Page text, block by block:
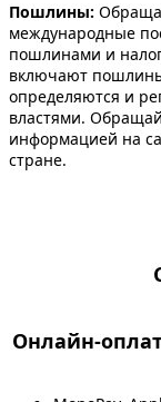
Пошлины:
международные
пошлинами и
включают
определяются и
властями.
информацией на
стране.
Онлайн-